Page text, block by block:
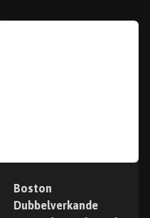
Boston
Dubbelverkande